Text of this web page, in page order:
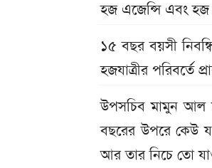
হজ এজেন্সি এবং হজ
১৫ বছর বয়সী
হজযাত্রীর পরিবর্তে
উপসচিব মামুন আল
বছরের উপরে কেউ
আর তার নিচে তো